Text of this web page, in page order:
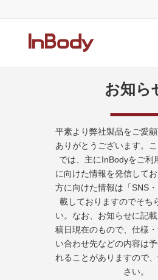
お知ら
平素より弊社製品をご愛
ありがとうございます。
では、主にInBodyをご利
に向けた情報を発信して
方に向けた情報は「SNS
載しておりますのでそち
い。なお、お知らせに記
稿日現在のもので、仕様
い合わせ先などの内容は
れることがありますので
さい。